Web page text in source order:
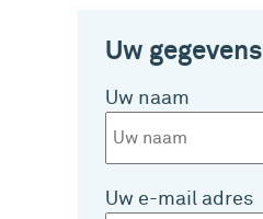
Uw gegevens
Uw naam
Uw e-mail adres